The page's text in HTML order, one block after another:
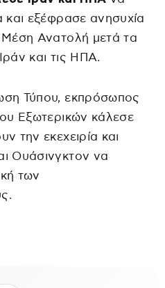
και εξέφρασε ανησυχία
Μέση Ανατολή μετά τα
και τις ΗΠΑ.
Τύπου, εκπρόσωπος
Εξωτερικών κάλεσε
την εκεχειρία και
Ουάσινγκτον να
των